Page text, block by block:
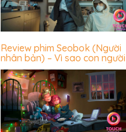
Review phim Seobok (Người
nhân bản) – Vì sao con người
luôn sợ hãi trước cái chết?